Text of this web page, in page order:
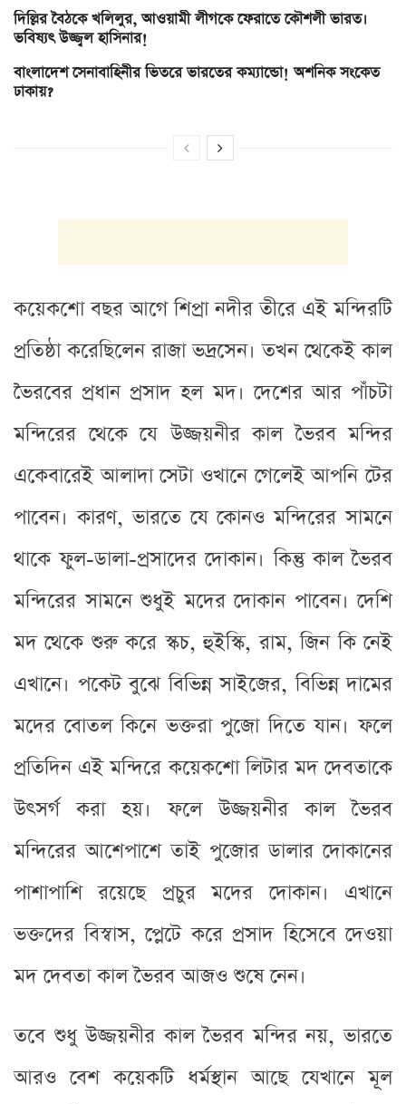
দিল্লির বৈঠকে খলিলুর, আওয়ামী লীগকে ফেরাতে কৌশলী ভারত।
ভবিষ্যৎ উজ্জ্বল হাসিনার!
বাংলাদেশ সেনাবাহিনীর ভিতরে ভারতের কম্যান্ডো! অশনিক সংকেত
ঢাকায়?
কয়েকশো বছর আগে শিপ্রা নদীর তীরে এই মন্দিরটি
প্রতিষ্ঠা করেছিলেন রাজা ভদ্রসেন। তখন থেকেই কাল
ভৈরবের প্রধান প্রসাদ হল মদ। দেশের আর পাঁচটা
মন্দিরের থেকে যে উজ্জয়নীর কাল ভৈরব মন্দির
একেবারেই আলাদা সেটা ওখানে গেলেই আপনি টের
পাবেন। কারণ, ভারতে যে কোনও মন্দিরের সামনে
থাকে ফুল-ডালা-প্রসাদের দোকান। কিন্তু কাল ভৈরব
মন্দিরের সামনে শুধুই মদের দোকান পাবেন। দেশি
মদ থেকে শুরু করে স্কচ, হুইস্কি, রাম, জিন কি নেই
এখানে। পকেট বুঝে বিভিন্ন সাইজের, বিভিন্ন দামের
মদের বোতল কিনে ভক্তরা পুজো দিতে যান। ফলে
প্রতিদিন এই মন্দিরে কয়েকশো লিটার মদ দেবতাকে
উৎসর্গ করা হয়। ফলে উজ্জয়নীর কাল ভৈরব
মন্দিরের আশেপাশে তাই পুজোর ডালার দোকানের
পাশাপাশি রয়েছে প্রচুর মদের দোকান। এখানে
ভক্তদের বিস্বাস, প্লেটে করে প্রসাদ হিসেবে দেওয়া
মদ দেবতা কাল ভৈরব আজও শুষে নেন।
তবে শুধু উজ্জয়নীর কাল ভৈরব মন্দির নয়, ভারতে
আরও বেশ কয়েকটি ধর্মস্থান আছে যেখানে মূল